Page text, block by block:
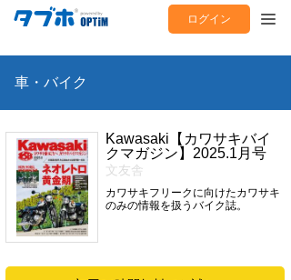
ログイン
車・バイク
Kawasaki【カワサキバイ
クマガジン】2025.1月号
文友舎
カワサキフリークに向けたカワサキ
のみの情報を扱うバイク誌。